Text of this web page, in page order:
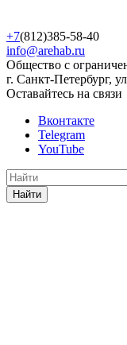
+7(812)385-58-40
info@arehab.ru
Общество с
г. Санкт-Петербург,
Оставайтесь на связи
Вконтакте
Telegram
YouTube
Найти